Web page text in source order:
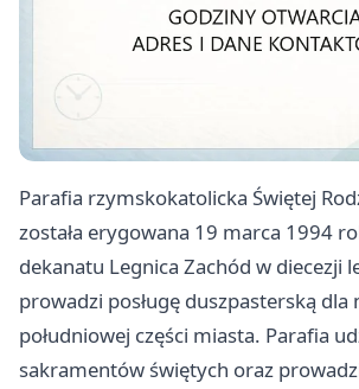
Parafia rzymskokatolicka Świętej
została erygowana 19 marca 1994
dekanatu Legnica Zachód w diecezji
prowadzi posługę duszpasterską dla
południowej części miasta. Parafia
sakramentów świętych oraz